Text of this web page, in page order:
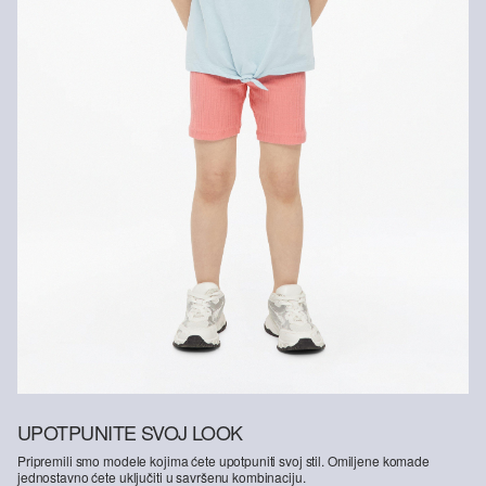
UPOTPUNITE SVOJ LOOK
Pripremili smo modele kojima ćete upotpuniti svoj stil. Omiljene komade
jednostavno ćete uključiti u savršenu kombinaciju.